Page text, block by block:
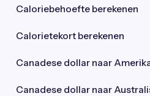
Caloriebehoefte berekenen
Calorietekort berekenen
Canadese dollar naar
Canadese dollar naar